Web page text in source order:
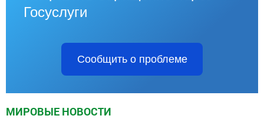
Госуслуги
Сообщить о проблеме
МИРОВЫЕ НОВОСТИ